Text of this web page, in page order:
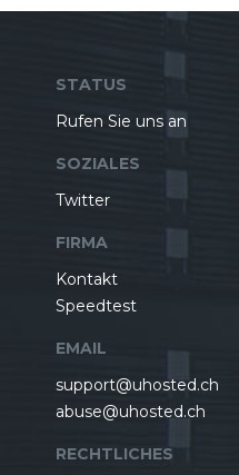
STATUS
Rufen Sie uns an
SOZIALES
Twitter
FIRMA
Kontakt
Speedtest
EMAIL
support@uhosted.ch
abuse@uhosted.ch
RECHTLICHES